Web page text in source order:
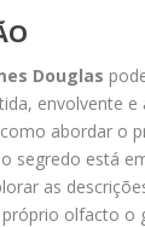
Douglas
envolvente
abordar o
segredo está
as
olfacto o